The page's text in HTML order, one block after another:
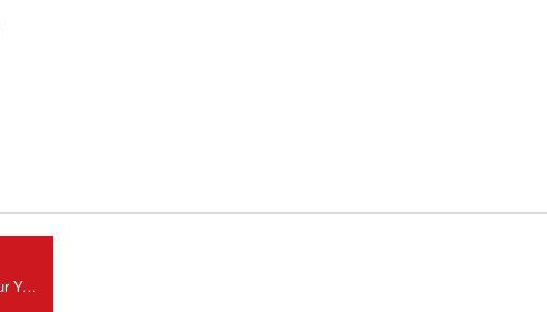
Rejoignez-vous sur Youtube